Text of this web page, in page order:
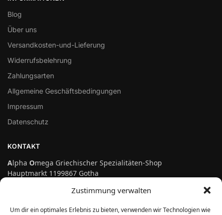
Zustimmung verwalten
Um dir ein optimales Erlebnis zu bieten, verwenden wir Technologien wie
Blog
Über uns
Versandkosten-und-Lieferung
Widerrufsbelehrung
Zahlungsarten
Allgemeine Geschäftsbedingungen
Impressum
Datenschutz
KONTAKT
Alpha Omega Griechischer Spezialitäten-Shop
Hauptmarkt 1199867 Gotha
info@genuss-auf-griechisch.de